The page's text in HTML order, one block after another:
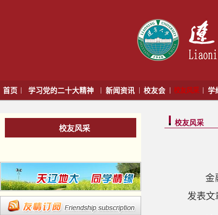
首页 | 学习党的二十大精神 | 新闻资讯 | 校友会 | 校友风采 | 学
校友风采
校友风采
金
发表文